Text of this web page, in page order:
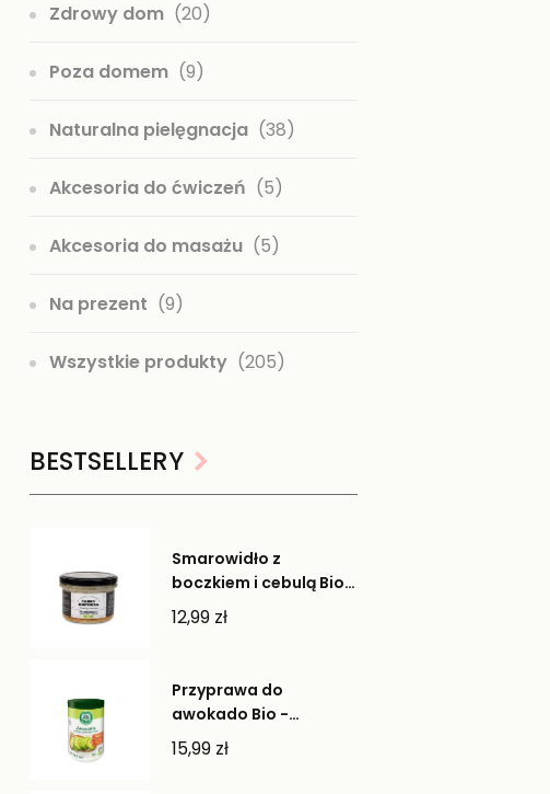
Zdrowy dom (20)
Poza domem (9)
Naturalna pielęgnacja (38)
Akcesoria do ćwiczeń (5)
Akcesoria do masażu (5)
Na prezent (9)
Wszystkie produkty (205)
BESTSELLERY
Smarowidło z
boczkiem i cebulą Bio -
Farmy Roztocza
12,99 zł
Przyprawa do
awokado Bio -
Lebensbaum
15,99 zł